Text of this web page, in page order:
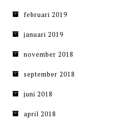
februari 2019
januari 2019
november 2018
september 2018
juni 2018
april 2018